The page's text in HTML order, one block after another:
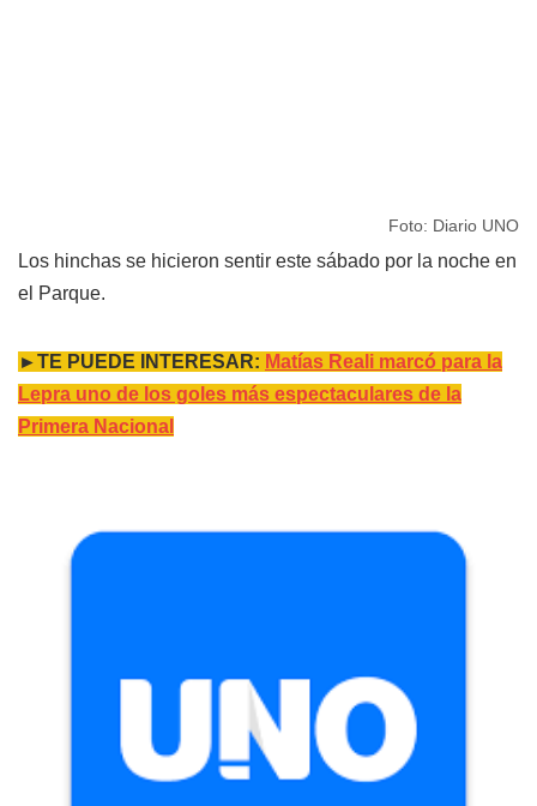
Foto: Diario UNO
Los hinchas se hicieron sentir este sábado por la noche en
el Parque.
►TE PUEDE INTERESAR: Matías Reali marcó para la
Lepra uno de los goles más espectaculares de la
Primera Nacional